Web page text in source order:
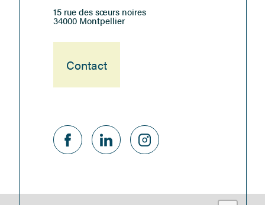
15 rue des sœurs noires
34000 Montpellier
Contact